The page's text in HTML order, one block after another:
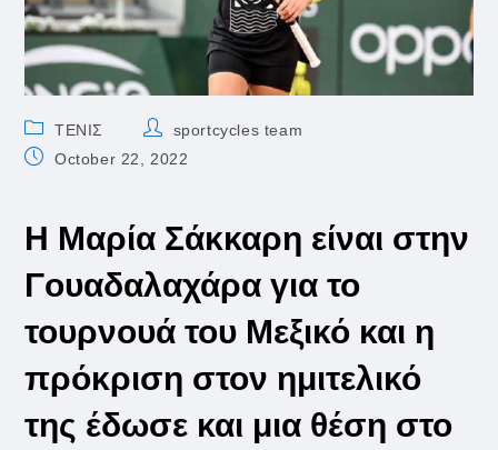
Post
category:
ΤΕΝΙΣ
Postsportcycles team
PostOctober 22, 2022
Η Μαρία Σάκκαρη είναι στην
Γουαδαλαχάρα για το
τουρνουά του Μεξικό και η
πρόκριση στον ημιτελικό
της έδωσε και μια θέση στο